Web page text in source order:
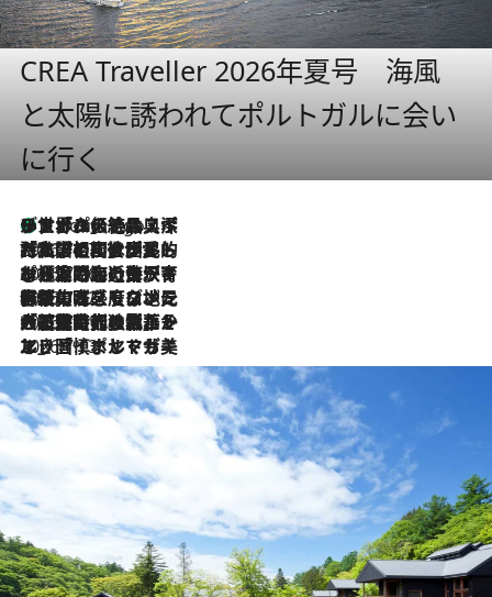
CREA Traveller 2026年夏号 海風
と太陽に誘われてポルトガルに会い
に行く
9 Hours Ago
リスボンの絶品スイーツ「パステル・デ・ナタ」とは？ポルトガル伝統の奥深い世界へ
2026.7.27
「私の祖国はポルトガル語です」国民的詩人フェルナンド・ペソアと、彼が愛した文学の街を歩く
2026.7.26
ポルトガル近海が育む極上の海の幸。キリリと冷えた白ワインと愉しむ、シーフード専門店の贅沢
2026.7.22
伝統の味をモダンに昇華。高感度な地元客が集う、リスボンの最旬ガストロノミー
2026.7.21
大航海時代の栄華から、震災、独裁、そして革命へ。ポルトガル・首都リスボンの石畳に刻まれた「歴史の光と影」
2026.7.13
エッセイ・ヤマザキマリ「慎ましくも美しき国 ポルトガル」